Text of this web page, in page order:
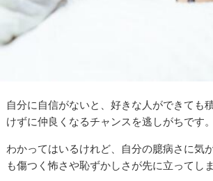
自分に自信がないと、好きな人ができても
けずに仲良くなるチャンスを逃しがちです。
わかってはいるけれど、自分の臆病さに気
も傷つく怖さや恥ずかしさが先に立ってし